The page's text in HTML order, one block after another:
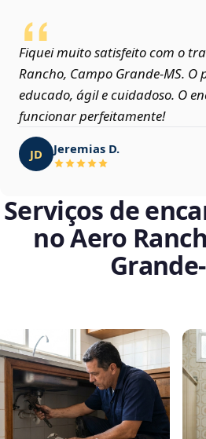
Fiquei muito satisfeito com o
Rancho, Campo Grande‑MS. O
educado, ágil e cuidadoso. O
funcionar perfeitamente!
JD Jeremias D.
Serviços de
no Aero